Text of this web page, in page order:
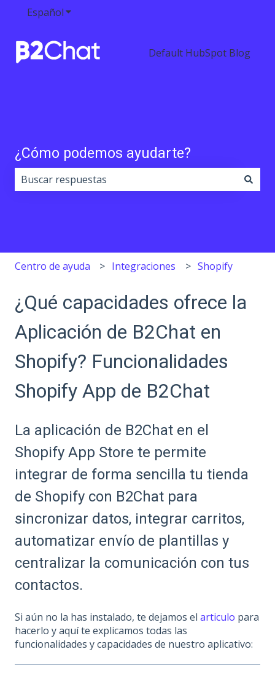
EspañolTraducciones de Mostrar submenú de
Default HubSpot Blog
¿Cómo podemos ayudarte?
Centro de ayuda Integraciones Shopify
¿Qué capacidades ofrece la
Aplicación de B2Chat en
Shopify? Funcionalidades
Shopify App de B2Chat
La aplicación de B2Chat en el
Shopify App Store te permite
integrar de forma sencilla tu tienda
de Shopify con B2Chat para
sincronizar datos, integrar carritos,
automatizar envío de plantillas y
centralizar la comunicación con tus
contactos.
Si aún no la has instalado, te dejamos el articulo para
hacerlo y aquí te explicamos todas las
funcionalidades y capacidades de nuestro aplicativo: